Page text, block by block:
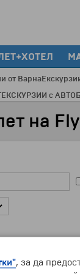
от Варна
ЕКСКУРЗИИ с
на
, за да